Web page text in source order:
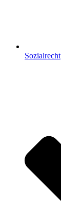
Sozialrecht